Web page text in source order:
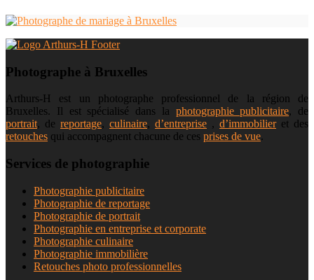
Photographe à Bruxelles
Arthurs-H est un photographe professionnel de la région de
Bruxelles. Il est spécialisé dans la photographie publicitaire, de
portrait, de reportage, culinaire, d’entreprise , d’immobilieret des
retouches qui accompagnent chacune de ces prises de vue.
Services de photographie
Photographie publicitaire
Photographie de reportage
Photographie de portrait
Photographie en entreprise et corporate
Photographie culinaire
Photographie immobilière
Retouches photo professionnelles